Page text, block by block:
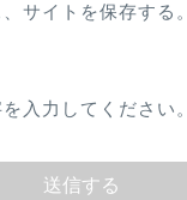
サイトを保存する。
入力してください。